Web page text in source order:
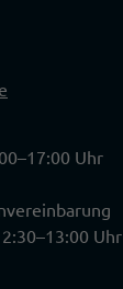
Uhr
Uhr